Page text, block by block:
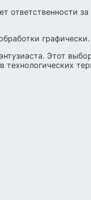
ответственности
графически.
Этот